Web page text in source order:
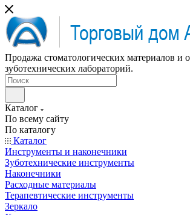
Продажа стоматологических материалов и
зуботехнических лабораторий.
Каталог
По всему сайту
По каталогу
Каталог
Инструменты и наконечники
Зуботехнические инструменты
Наконечники
Расходные материалы
Терапевтические инструменты
Зеркало